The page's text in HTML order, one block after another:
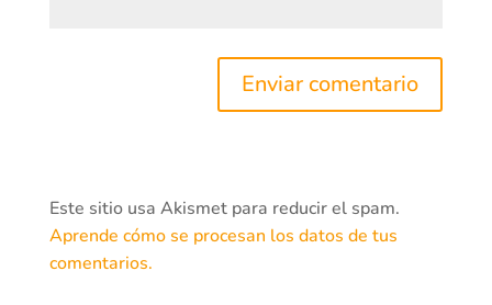
Este sitio usa Akismet para reducir el spam.
Aprende cómo se procesan los datos de tus
comentarios.